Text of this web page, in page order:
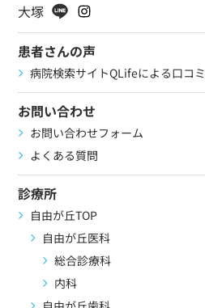
大塚
患者さんの声
病院検索サイトQLifeによる口コミ
お問い合わせ
お問い合わせフォーム
よくある質問
診療所
自由が丘TOP
自由が丘医科
総合診療科
内科